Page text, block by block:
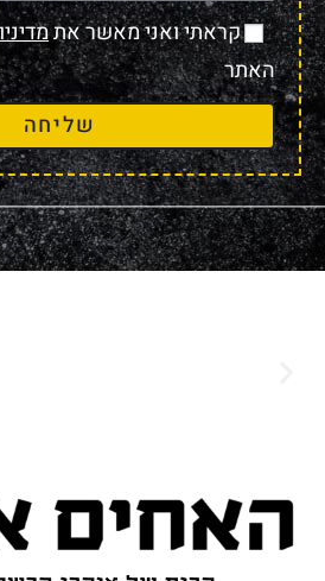
קראתי ואני מאשר את
האתר
שליחה